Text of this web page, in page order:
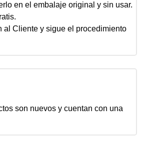
en el embalaje original y sin usar.
al Cliente y sigue el procedimiento
son nuevos y cuentan con una